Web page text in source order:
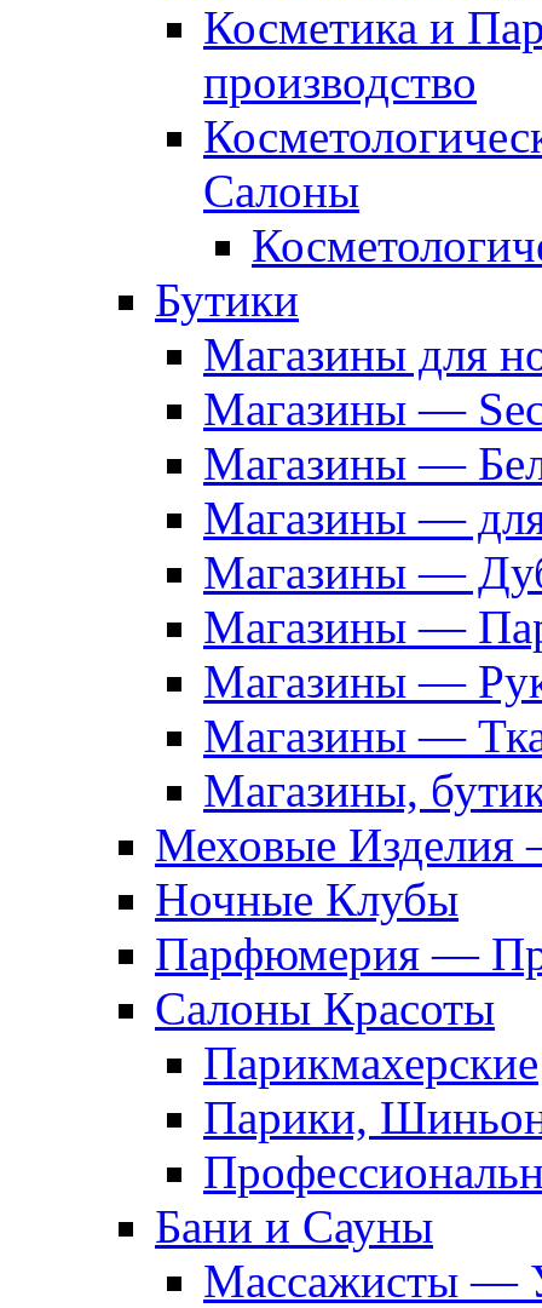
Косметика и
производство
Салоны
Бутики
Магазины для
Магазины —
Магазины —
Магазины —
Магазины —
Магазины —
Магазины —
Магазины —
Магазины,
Меховые Изделия
Ночные Клубы
Парфюмерия —
Салоны Красоты
Парикмахерские
Парики,
Бани и Сауны
Массажисты —